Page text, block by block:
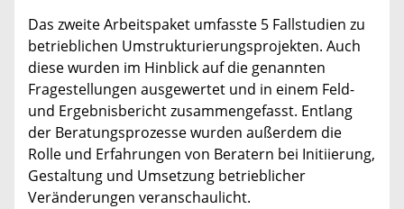
Das zweite Arbeitspaket umfasste 5 Fallstudien zu
betrieblichen Umstrukturierungsprojekten. Auch
diese wurden im Hinblick auf die genannten
Fragestellungen ausgewertet und in einem Feld-
und Ergebnisbericht zusammengefasst. Entlang
der Beratungsprozesse wurden außerdem die
Rolle und Erfahrungen von Beratern bei Initiierung,
Gestaltung und Umsetzung betrieblicher
Veränderungen veranschaulicht.